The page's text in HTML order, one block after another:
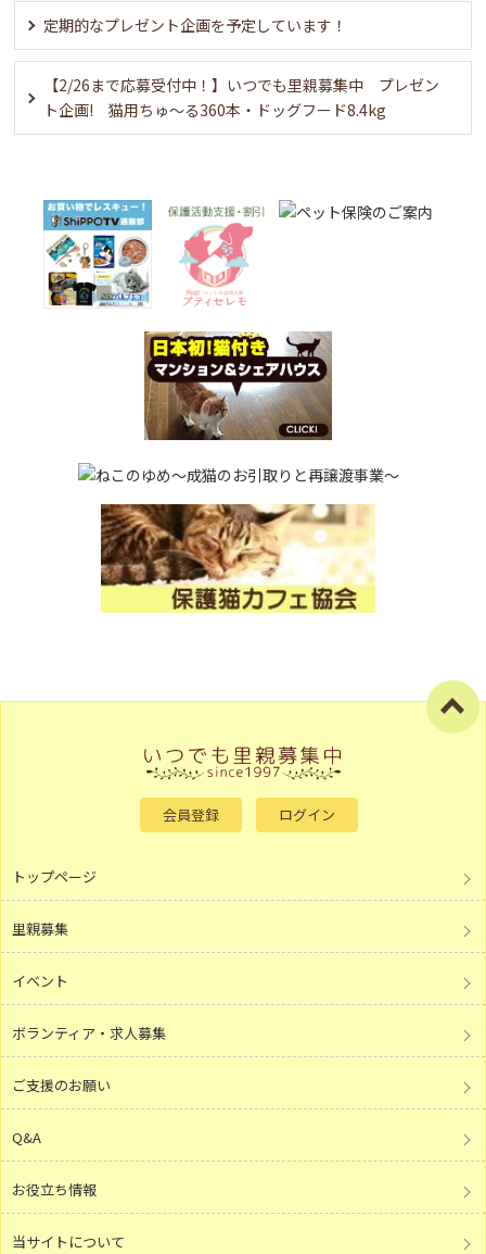
定期的なプレゼント企画を予定しています！
【2/26まで応募受付中！】いつでも里親募集中 プレゼン
ト企画! 猫用ちゅ〜る360本・ドッグフード8.4kg
会員登録 ログイン
トップページ
里親募集
イベント
ボランティア・求人募集
ご支援のお願い
Q&A
お役立ち情報
当サイトについて